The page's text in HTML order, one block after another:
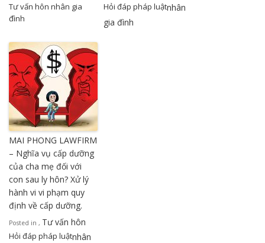
Tư vấn hôn nhân gia
đình
Hỏi đáp pháp luậtnhân
gia đình
MAI PHONG LAWFIRM
– Nghĩa vụ cấp dưỡng
của cha mẹ đối với
con sau ly hôn? Xử lý
hành vi vi phạm quy
định về cấp dưỡng.
Posted in
Hỏi đáp pháp luật
, Tư vấn hôn
nhân